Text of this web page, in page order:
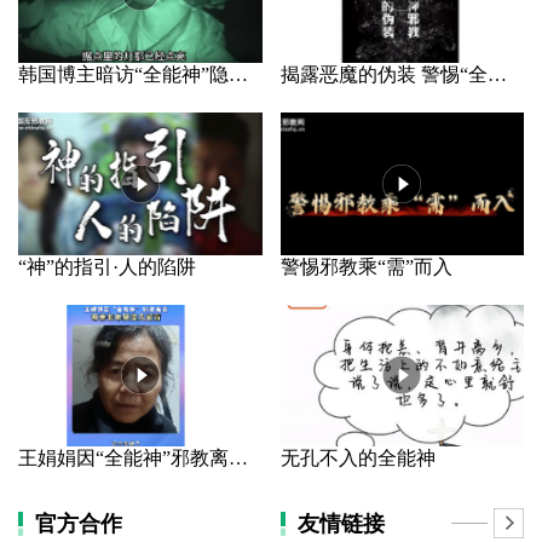
韩国博主暗访“全能神”隐秘据点 揭露恶魔的伪装 警惕“全能神”邪教
“神”的指引·人的陷阱 警惕邪教乘“需”而入
王娟娟因“全能神”邪教离家 母亲长年哭泣几近盲 无孔不入的全能神
官方合作 友情链接